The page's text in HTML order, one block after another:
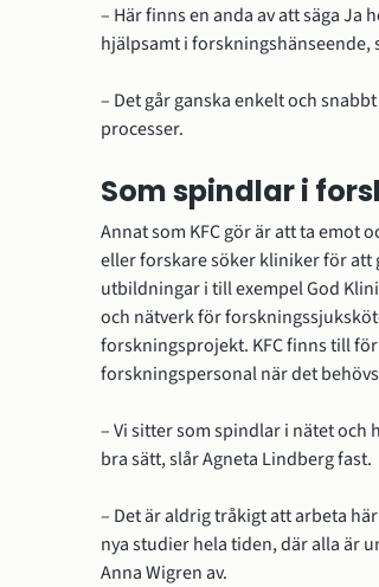
– Här finns en anda av att säga Ja
hjälpsamt i
– Det går ganska enkelt och
processer.
Som spindlar i
Annat som KFC gör är att ta emot
eller forskare söker kliniker för att
utbildningar i till exempel God
och nätverk för
forskningsprojekt. KFC finns till
forskningspersonal när det
– Vi sitter som spindlar i nätet
bra sätt, slår Agneta Lindberg fast.
– Det är aldrig tråkigt att arbeta
nya studier hela tiden, där alla är
Anna Wigren av.